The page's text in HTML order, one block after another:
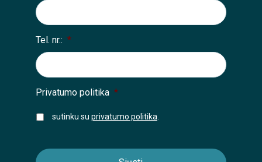
Tel. nr.: *
Privatumo politika *
sutinku su privatumo politika